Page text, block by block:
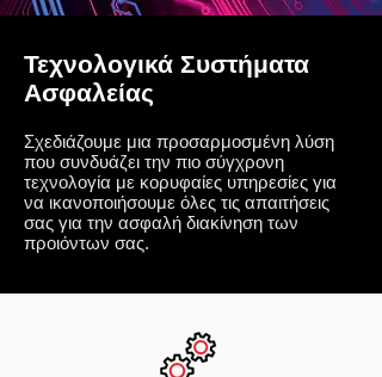
Τεχνολογικά Συστήματα
Ασφαλείας
Σχεδιάζουμε μια προσαρμοσμένη λύση
που συνδυάζει την πιο σύγχρονη
τεχνολογία με κορυφαίες υπηρεσίες για
να ικανοποιήσουμε όλες τις απαιτήσεις
σας για την ασφαλή διακίνηση των
προιόντων σας.